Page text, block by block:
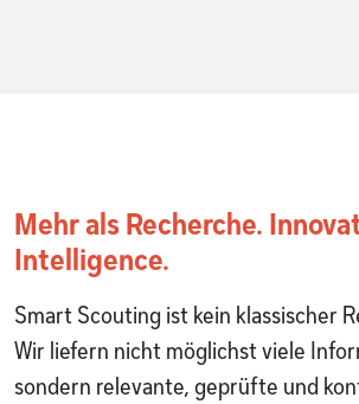
Mehr als Recherche.
Intelligence.
Smart Scouting ist kein klassischer
Wir liefern nicht möglichst viele
sondern relevante, geprüfte und